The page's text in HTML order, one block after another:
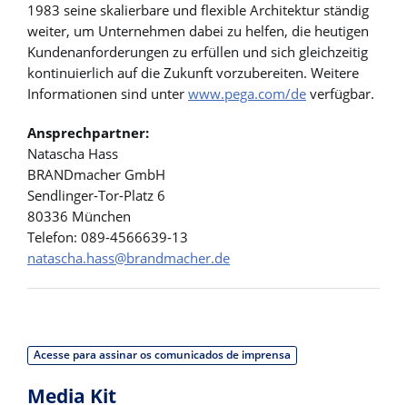
1983 seine skalierbare und flexible Architektur ständig
weiter, um Unternehmen dabei zu helfen, die heutigen
Kundenanforderungen zu erfüllen und sich gleichzeitig
kontinuierlich auf die Zukunft vorzubereiten. Weitere
Informationen sind unter www.pega.com/de verfügbar.
Ansprechpartner:
Natascha Hass
BRANDmacher GmbH
Sendlinger-Tor-Platz 6
80336 München
Telefon: 089-4566639-13
natascha.hass@brandmacher.de
Acesse para assinar os comunicados de imprensa
Media Kit